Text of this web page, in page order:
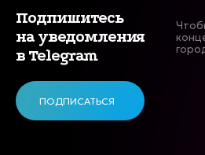
Подпишитесь
на уведомления
в Telegram
ПОДПИСАТЬСЯ